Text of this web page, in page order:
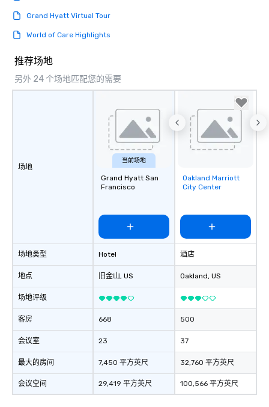
allergies for anyone
Feel Like a VIP at
Smacking Foodie
group members
about waiting in line
everyone is treated
a special warm
from the restaurant
be printed featuring
which can be an
transportation pick-
as well as an event
for groups that desire
experience, we can
glittering lights of The
Smacking Foodie
to gather and dine
Grand Hyatt Virtual Tour
World of Care Highlights
推荐场地
另外 24 个场地匹配您的需要
场地
场地类型
地点
场地评级
客房
会议室
最大的房间
会议空间
当前场地
Grand Hyatt San
Francisco
Hotel
旧金山, US
668
23
7,450 平方英尺
29,419 平方英尺
Removed from
favorites
Oakland Marriott
City Center
酒店
Oakland, US
500
37
32,760 平方英尺
100,566 平方英尺